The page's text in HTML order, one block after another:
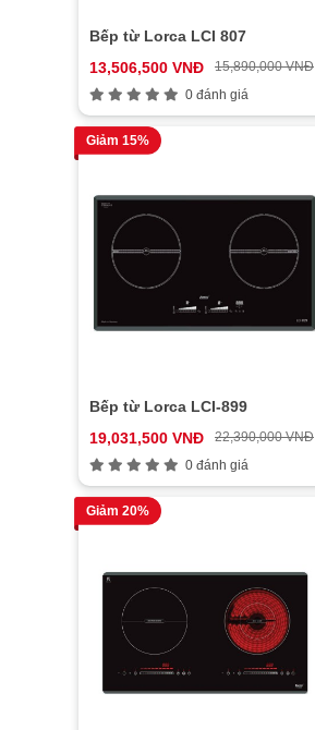
Bếp từ Lorca LCI 807
13,506,500 VNĐ
15,890,000 VNĐ
0 đánh giá
Giảm 15%
Bếp từ Lorca LCI-899
19,031,500 VNĐ
22,390,000 VNĐ
0 đánh giá
Giảm 20%